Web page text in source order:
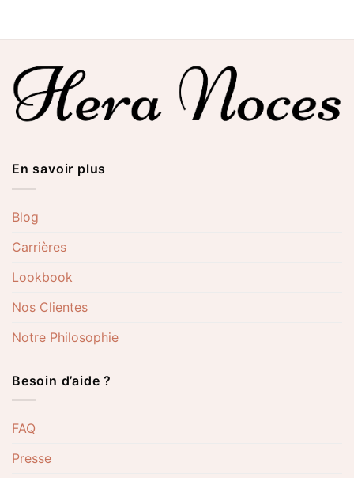
En savoir plus
Blog
Carrières
Lookbook
Nos Clientes
Notre Philosophie
Besoin d’aide ?
FAQ
Presse